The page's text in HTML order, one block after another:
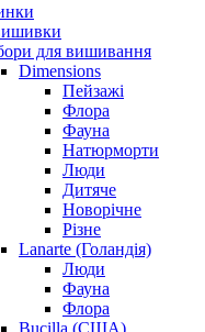
для вишивання
Dimensions
Пейзажі
Флора
Фауна
Натюрморти
Люди
Дитяче
Новорічне
Різне
Lanarte (Голандія)
Люди
Фауна
Флора
Bucilla (США)